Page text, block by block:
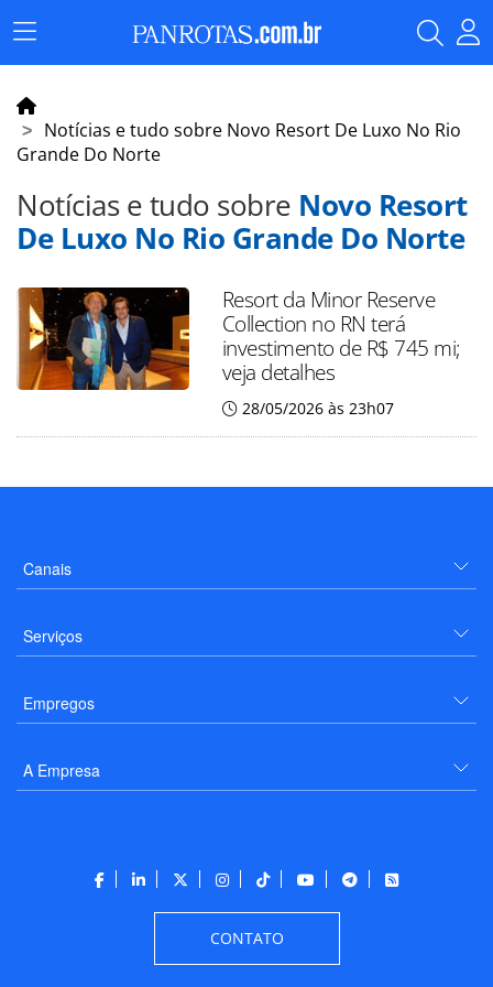
Menu
Principal
Notícias e tudo sobre Novo Resort De Luxo No Rio
Grande Do Norte
Notícias e tudo sobre Novo Resort
De Luxo No Rio Grande Do Norte
Resort da Minor Reserve
Collection no RN terá
investimento de R$ 745 mi;
veja detalhes
28/05/2026 às 23h07
Canais
Serviços
Empregos
A Empresa
CONTATO